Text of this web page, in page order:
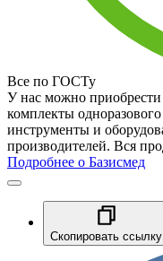
Все по ГОСТу
У нас можно приобрести
комплекты
инструменты и
производителей. Вся
Подробнее о Базисмед
Скопировать ссылку